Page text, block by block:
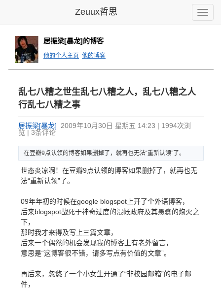
Toggle
Zeuux哲思
居振梁[暴龙]的博客
他的个人主页 他的博客
乱七八糟之世生乱七八糟之人，乱七八糟之人
行乱七八糟之事
居振梁[暴龙] 2009年10月30日 星期五 14:23 | 1994次浏
览 | 3条评论
在豆瓣9点认领的博客如果删掉了 ，就再也无法“重新认领”了。
世态炎凉啊！在豆瓣9点认领的博客如果删掉了，就再也无
法“重新认领”了。
09年年初的时候在google blogspot上开了个外语博客，
后来blogspot战死于神奇过度的混帐政府及其愚蠢的炮火之
下，
那时我才来得及写上三篇文章，
后来一个偶然的机会发现我的博客上有老外留言，
意思是“这博客很不错，请多写点有价值的文章”。
再后来，忽悠了一个小女生开通了“非校园邮箱”的电子邮
件，